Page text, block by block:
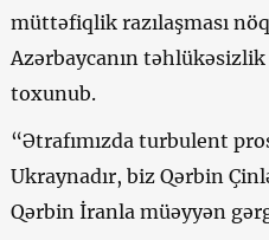
müttəfiqlik razılaşması
Azərbaycanın
toxunub.
“Ətrafımızda turbulent
Ukraynadır, biz Qərbin
Qərbin İranla müəyyən